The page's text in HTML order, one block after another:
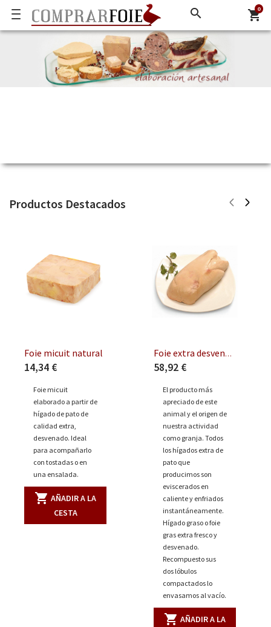
search shopping_cart
0
Productos Destacados
Foie micuit natural
14,34 €
Foie micuit
elaborado a partir de
hígado de pato de
calidad extra,
desvenado. Ideal
para acompañarlo
con tostadas o en
una ensalada.
shopping_cart AÑADIR A LA
CESTA
Foie extra desvenado
58,92 €
El producto más
apreciado de este
animal y el origen de
nuestra actividad
como granja. Todos
los hígados extra de
pato que
producimos son
eviscerados en
caliente y enfriados
instantáneamente.
Hígado graso o foie
gras extra fresco y
desvenado.
Recompuesto sus
dos lóbulos
compactados lo
envasamos al vacío.
shopping_cart AÑADIR A LA